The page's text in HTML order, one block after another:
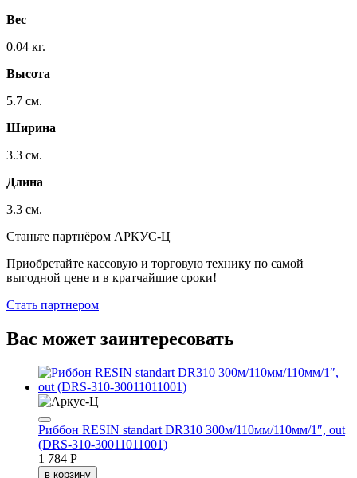
Вес
0.04 кг.
Высота
5.7 см.
Ширина
3.3 см.
Длина
3.3 см.
Станьте партнёром АРКУС-Ц
Приобретайте кассовую и торговую технику по самой
выгодной цене и в кратчайшие сроки!
Стать партнером
Вас может заинтересовать
Риббон RESIN standart DR310 300м/110мм/110мм/1″, out
(DRS-310-30011011001)
1 784 Р
в корзину